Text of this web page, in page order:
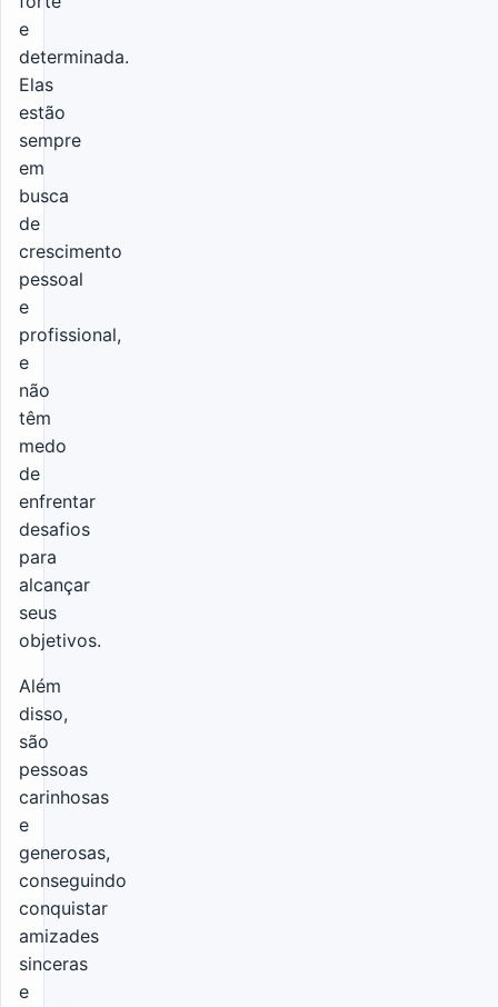
e
determinada.
Elas
estão
sempre
em
busca
de
crescimento
pessoal
e
profissional,
e
não
têm
medo
de
enfrentar
desafios
para
alcançar
seus
objetivos.
Além
disso,
são
pessoas
carinhosas
e
generosas,
conseguindo
conquistar
amizades
sinceras
e